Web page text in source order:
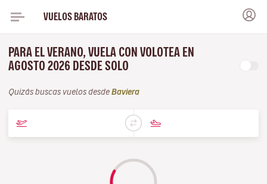
VUELOS BARATOS
PARA EL VERANO, VUELA CON VOLOTEA EN
AGOSTO 2026 DESDE SOLO
Quizás buscas vuelos desde Baviera